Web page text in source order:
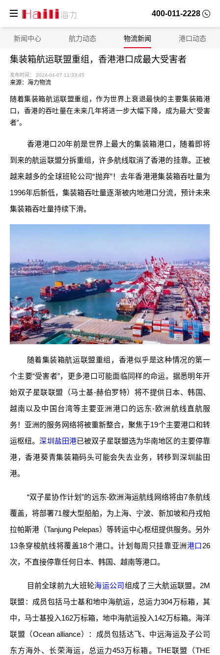
400-011-2228
新闻中心 航力动态 物流新闻 港口动态
集装箱航运联盟重组，香港港口成最大受害者
发布时间： 2024-04-07 11:33:45
来源：海力物流
随着集装箱航运联盟重组，作为世界上衰退最快的主要集装箱港
口，香港的吞吐量在未来几年将进一步大幅下降，成为最大“受害
者”。
香港港口20年前是世界上最大的集装箱港口，随着即将
到来的航运联盟分拆重组，许多航线取消了香港的挂靠。正被
越来越多的全球班轮公司“抛弃”！去年香港港集装箱吞吐量为
1996年后新低，集装箱吞吐量逐渐被内地港口分流，预计未来
集装箱吞吐量持续下滑。
随着集装箱航运联盟重组，香港似乎是这种情况的第一
个主要“受害者”，更多港口可能面临同样的命运。据悉明年开
始双子星联联盟（马士基-赫伯罗特）将不提供日本、韩国、
越南以及中国台湾等主要亚洲港口的远东-欧洲航线直航服
务！亚洲的服务网络将被重新整合，聚焦于19个主要港口和转
运枢纽。深圳盐田港已被双子星联盟选为华南地区的主要停靠
港，香港葵青集装箱码头可能会失去业务，转移到深圳盐田
港。
“双子星协作计划”的远东-欧洲海运航线网络将由7条航线
覆盖，将部署71艘大型船舶，为上海、宁波、新加坡和丹戎帕
拉帕斯港（Tanjung Pelepas）等转运中心枢纽提供服务。另外
13条穿梭航线将覆盖18个港口。计划每周只挂靠亚洲港口26
次，不直接停靠任何日本、韩国、越南等港口。
目前全球前九大班轮海运公司组成了三大航运联盟。2M
联盟：成员包括马士基和地中海航运，总运力304万标箱，其
中，马士基投入162万标箱，地中海航运投入142万标箱。海洋
联盟（Ocean alliance）：成员包括达飞、中远海运及子公司
东方海外、长荣海运，总运力453万标箱。THE联盟（THE